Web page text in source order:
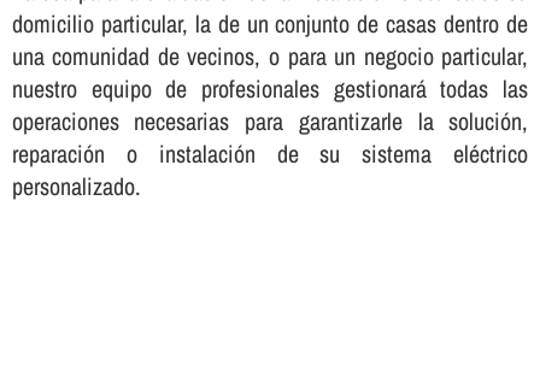
domicilio particular, la de un conjunto de casas dentro de
una comunidad de vecinos, o para un negocio particular,
nuestro equipo de profesionales gestionará todas las
operaciones necesarias para garantizarle la solución,
reparación o instalación de su sistema eléctrico
personalizado.